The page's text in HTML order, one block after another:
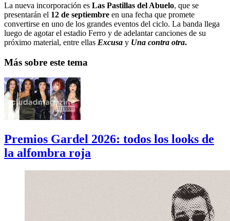
La nueva incorporación es Las Pastillas del Abuelo, que se
presentarán el 12 de septiembre en una fecha que promete
convertirse en uno de los grandes eventos del ciclo. La banda llega
luego de agotar el estadio Ferro y de adelantar canciones de su
próximo material, entre ellas Excusa y Una contra otra.
Más sobre este tema
Premios Gardel 2026: todos los looks de
la alfombra roja